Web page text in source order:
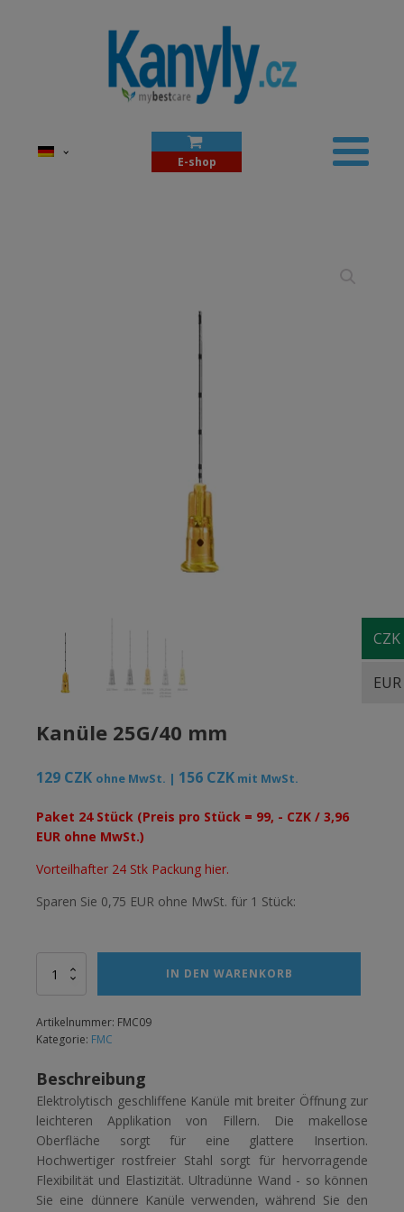
CZK
EUR
E-shop
Kanüle 25G/40 mm
129 CZK ohne MwSt. | 156 CZK mit MwSt.
Paket 24 Stück (Preis pro Stück = 99, - CZK / 3,96
EUR ohne MwSt.)
Vorteilhafter 24 Stk Packung hier.
Sparen Sie 0,75 EUR ohne MwSt. für 1 Stück:
Kanyla
Menge
IN DEN WARENKORB
Alternative:
Artikelnummer: FMC09
Kategorie: FMC
Beschreibung
Elektrolytisch geschliffene Kanüle mit breiter Öffnung zur
leichteren Applikation von Fillern. Die makellose
Oberfläche sorgt für eine glattere Insertion.
Hochwertiger rostfreier Stahl sorgt für hervorragende
Flexibilität und Elastizität. Ultradünne Wand - so können
Sie eine dünnere Kanüle verwenden, während Sie den